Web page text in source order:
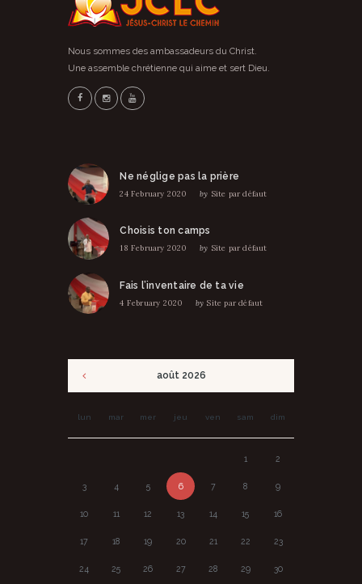
Nous sommes des ambassadeurs du Christ.
Une assemble chrétienne qui aime et sert Dieu.
Ne néglige pas la prière
24 February 2020 by Site par défaut
Choisis ton camps
18 February 2020 by Site par défaut
Fais l’inventaire de ta vie
4 February 2020 by Site par défaut
août 2026
lun mar mer jeu ven sam dim
1 2
3 4 5 6 7 8 9
10 11 12 13 14 15 16
17 18 19 20 21 22 23
24 25 26 27 28 29 30